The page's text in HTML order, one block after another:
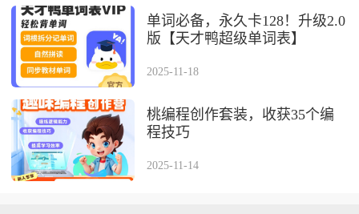
单词必备，永久卡128！升级2.0
版【天才鸭超级单词表】
2025-11-18
桃编程创作套装，收获35个编
程技巧
2025-11-14